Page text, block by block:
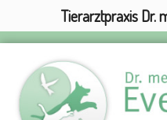
Tierarztpraxis Dr.